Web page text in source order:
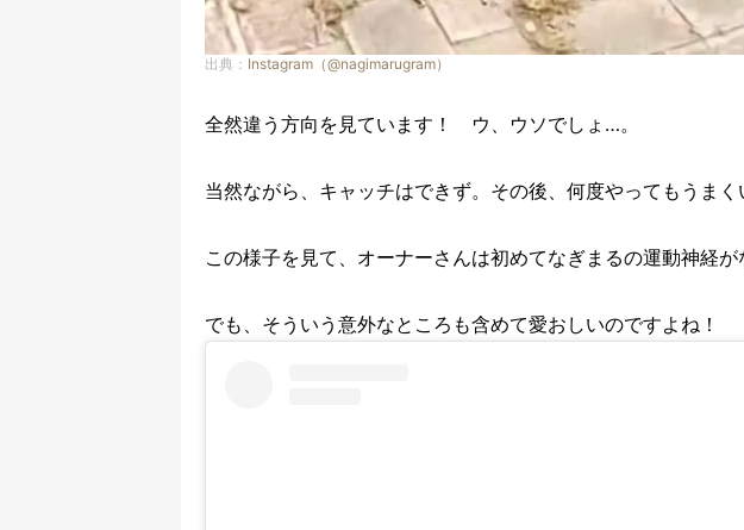
出典： Instagram（@nagimarugram）
全然違う方向を見ています！ ウ、ウソでしょ…。
当然ながら、キャッチはできず。その後、何度やってもうまく
この様子を見て、オーナーさんは初めてなぎまるの運動神経が
でも、そういう意外なところも含めて愛おしいのですよね！